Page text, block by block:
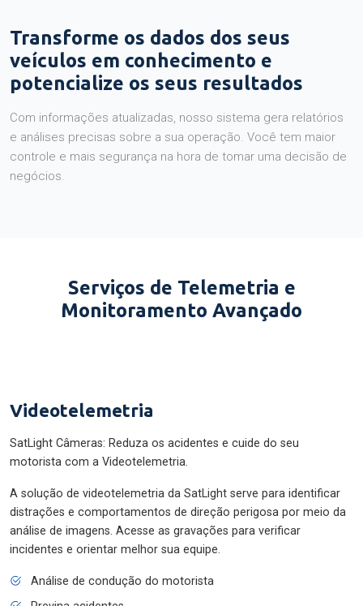
Transforme os dados dos seus
veículos em conhecimento e
potencialize os seus resultados
Com informações atualizadas, nosso sistema gera relatórios
e análises precisas sobre a sua operação. Você tem maior
controle e mais segurança na hora de tomar uma decisão de
negócios.
Serviços de Telemetria e
Monitoramento Avançado
Videotelemetria
SatLight Câmeras: Reduza os acidentes e cuide do seu
motorista com a Videotelemetria.
A solução de videotelemetria da SatLight serve para identificar
distrações e comportamentos de direção perigosa por meio da
análise de imagens. Acesse as gravações para verificar
incidentes e orientar melhor sua equipe.
Análise de condução do motorista